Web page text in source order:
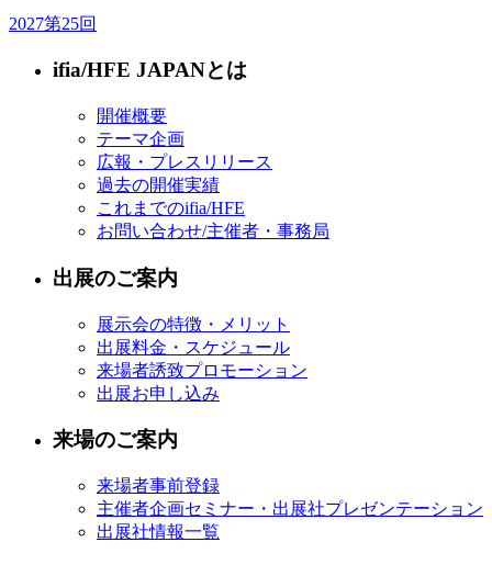
2027第25回
ifia/HFE JAPANとは
開催概要
テーマ企画
広報・プレスリリース
過去の開催実績
これまでのifia/HFE
お問い合わせ/主催者・事務局
出展のご案内
展示会の特徴・メリット
出展料金・スケジュール
来場者誘致プロモーション
出展お申し込み
来場のご案内
来場者事前登録
主催者企画セミナー・出展社プレゼンテーション
出展社情報一覧